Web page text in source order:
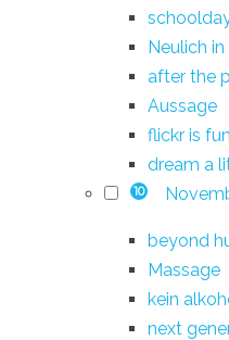
Neulich
after the
Aussage
flickr is
dream a
10
beyond
Massage
kein
next